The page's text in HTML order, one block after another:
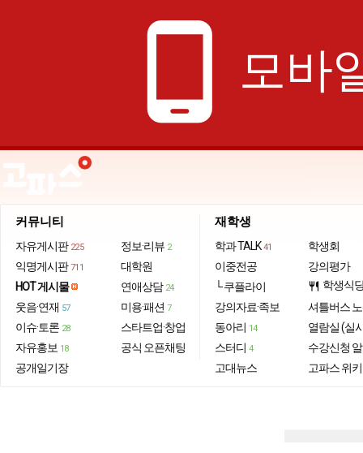
phone_android 모바
커뮤니티
자유게시판 225
익명게시판 711
HOT 게시물
웃음·연재 57
이슈·토론 28
자유홍보 18
공개일기장
정보·리뷰 2
대학원
연애상담 24
미용·패션 7
스타트업·창업
공식 오픈채팅
재학생
학과 TALK 41
이중전공
└ 쿠플라이
강의자료·족보
동아리 14
스터디 4
고대뉴스
학생회
강의평가
restaurant 학생식
셔틀버스
열람실 (실
수강신청
고파스 위키